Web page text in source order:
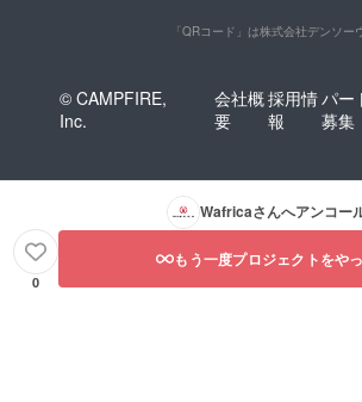
「QRコード」は株式会社デンソー
© CAMPFIRE,
Inc.
会社概
要
採用情
報
パー
募集
Wafricaさんへアンコー
0
もう一度プロジェクトをや